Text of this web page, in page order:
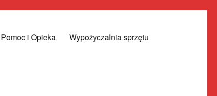
Pomoc i Opieka
Wypożyczalnia sprzętu